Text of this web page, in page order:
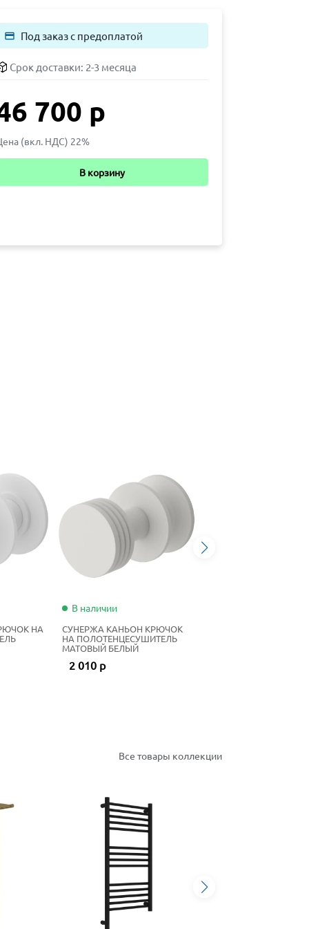
payment Под заказ с предоплатой
Срок доставки: 2-3 месяца
700 р
(вкл. НДС) 22%
В корзину
НА
В наличии
СУНЕРЖА КАНЬОН КРЮЧОК
НА ПОЛОТЕНЦЕСУШИТЕЛЬ
МАТОВЫЙ БЕЛЫЙ
2 010 р
Все товары коллекции